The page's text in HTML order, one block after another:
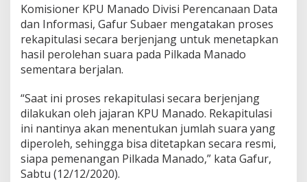
m
u
m
n
R
s
m
Komisioner KPU Manado Divisi Perencanaan Data
dan Informasi, Gafur Subaer mengatakan proses
rekapitulasi secara berjenjang untuk menetapkan
hasil perolehan suara pada Pilkada Manado
sementara berjalan.
“Saat ini proses rekapitulasi secara berjenjang
dilakukan oleh jajaran KPU Manado. Rekapitulasi
ini nantinya akan menentukan jumlah suara yang
diperoleh, sehingga bisa ditetapkan secara resmi,
siapa pemenangan Pilkada Manado,” kata Gafur,
Sabtu (12/12/2020).